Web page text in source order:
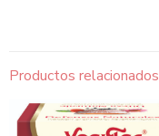
Productos relacionados